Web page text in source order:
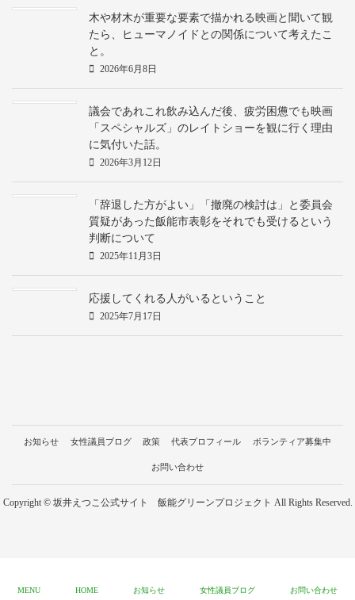
木や材木が重要な要素で描かれる映画と聞いて観
たら、ヒューマノイドとの関係について考えたこ
と。
2026年6月8日
議会であれこれ飲み込んだ後、疲労困憊でも映画
「スペシャルズ」のレイトショーを観に行く理由
に気付いた話。
2026年3月12日
「辞退した方がよい」「撤廃の検討は」と委員会
質疑があった飯能市表彰をそれでも受けるという
判断について
2025年11月3日
応援してくれる人がいるということ
2025年7月17日
お知らせ 女性議員ブログ 政策 代表プロフィール ボランティア募集中
お問い合わせ
Copyright © 坂井えつこ公式サイト 飯能グリーンプロジェクト All Rights Reserved.
MENU HOME お知らせ 女性議員ブログ お問い合わせ